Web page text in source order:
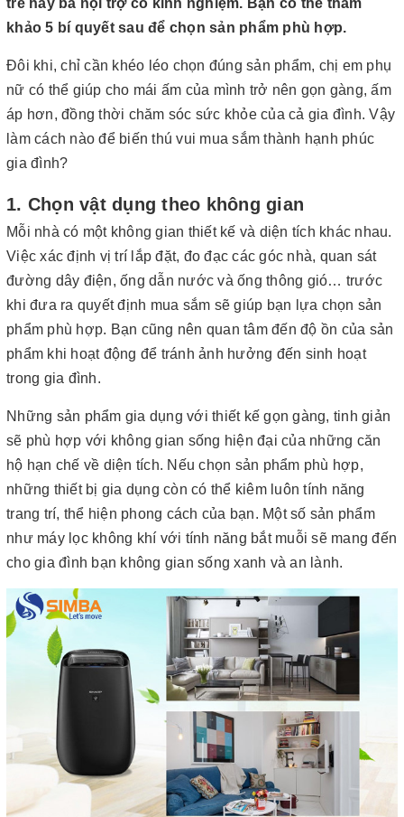
trẻ hay bà nội trợ có kinh nghiệm. Bạn có thể tham
khảo 5 bí quyết sau để chọn sản phẩm phù hợp.
Đôi khi, chỉ cần khéo léo chọn đúng sản phẩm, chị em phụ
nữ có thể giúp cho mái ấm của mình trở nên gọn gàng, ấm
áp hơn, đồng thời chăm sóc sức khỏe của cả gia đình. Vậy
làm cách nào để biến thú vui mua sắm thành hạnh phúc
gia đình?
1. Chọn vật dụng theo không gian
Mỗi nhà có một không gian thiết kế và diện tích khác nhau.
Việc xác định vị trí lắp đặt, đo đạc các góc nhà, quan sát
đường dây điện, ống dẫn nước và ống thông gió… trước
khi đưa ra quyết định mua sắm sẽ giúp bạn lựa chọn sản
phẩm phù hợp. Bạn cũng nên quan tâm đến độ ồn của sản
phẩm khi hoạt động để tránh ảnh hưởng đến sinh hoạt
trong gia đình.
Những sản phẩm gia dụng với thiết kế gọn gàng, tinh giản
sẽ phù hợp với không gian sống hiện đại của những căn
hộ hạn chế về diện tích. Nếu chọn sản phẩm phù hợp,
những thiết bị gia dụng còn có thể kiêm luôn tính năng
trang trí, thể hiện phong cách của bạn. Một số sản phẩm
như máy lọc không khí với tính năng bắt muỗi sẽ mang đến
cho gia đình bạn không gian sống xanh và an lành.